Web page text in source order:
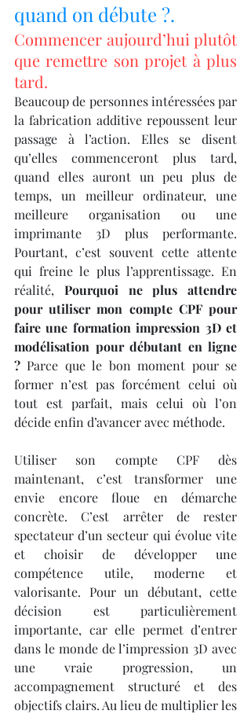
quand on débute ?.
Commencer aujourd’hui plutôt
que remettre son projet à plus
tard.
Beaucoup de personnes intéressées par
la fabrication additive repoussent leur
passage à l’action. Elles se disent
qu’elles commenceront plus tard,
quand elles auront un peu plus de
temps, un meilleur ordinateur, une
meilleure organisation ou une
imprimante 3D plus performante.
Pourtant, c’est souvent cette attente
qui freine le plus l’apprentissage. En
réalité, Pourquoi ne plus attendre
pour utiliser mon compte CPF pour
faire une formation impression 3D et
modélisation pour débutant en ligne
? Parce que le bon moment pour se
former n’est pas forcément celui où
tout est parfait, mais celui où l’on
décide enfin d’avancer avec méthode.
Utiliser son compte CPF dès
maintenant, c’est transformer une
envie encore floue en démarche
concrète. C’est arrêter de rester
spectateur d’un secteur qui évolue vite
et choisir de développer une
compétence utile, moderne et
valorisante. Pour un débutant, cette
décision est particulièrement
importante, car elle permet d’entrer
dans le monde de l’impression 3D avec
une vraie progression, un
accompagnement structuré et des
objectifs clairs. Au lieu de multiplier les